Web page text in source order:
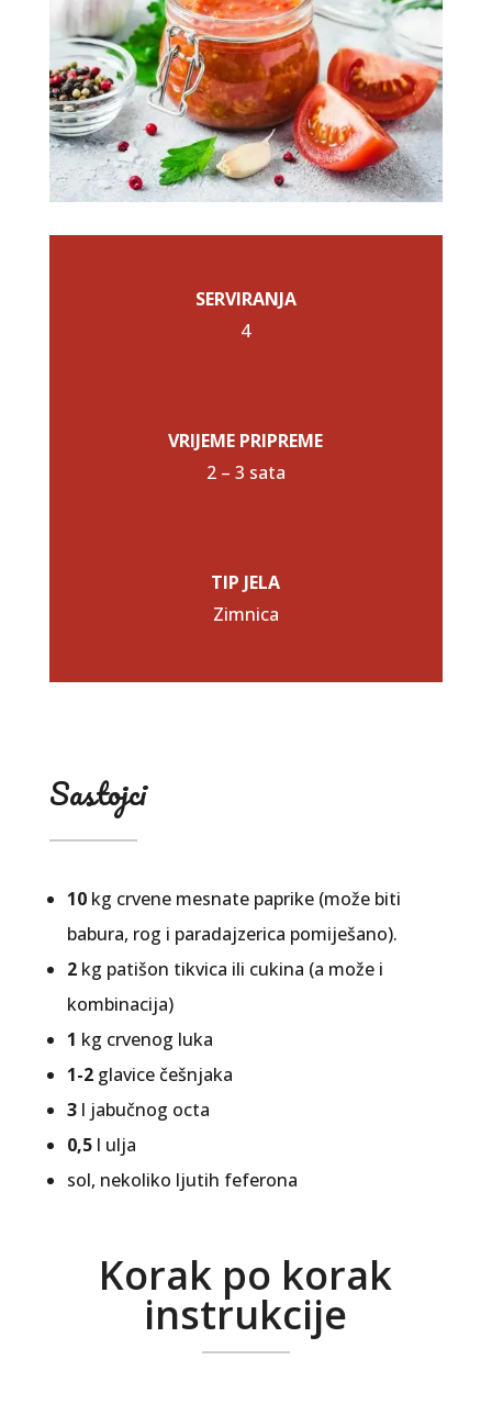
SERVIRANJA
4
VRIJEME PRIPREME
2 – 3 sata
TIP JELA
Zimnica
Sastojci
10kg crvene mesnate paprike (može biti
babura, rog i paradajzerica pomiješano).
2kg patišon tikvica ili cukina (a može i
kombinacija)
1 kg crvenog luka
1-2glavice češnjaka
3l jabučnog octa
0,5l ulja
sol, nekoliko ljutih feferona
Korak po korak
instrukcije